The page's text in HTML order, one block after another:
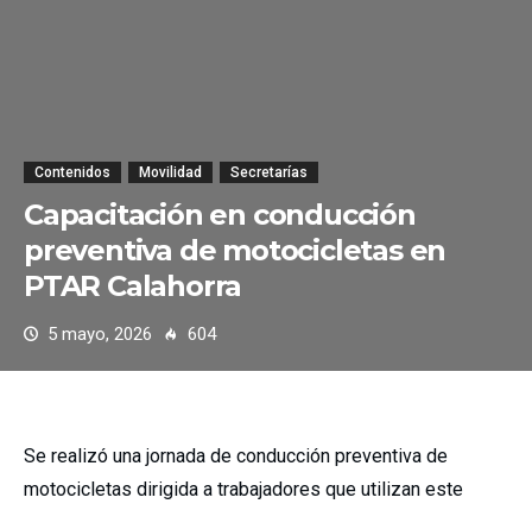
Contenidos Movilidad Secretarías
Capacitación en conducción
preventiva de motocicletas en
PTAR Calahorra
5 mayo, 2026 604
Se realizó una jornada de conducción preventiva de
motocicletas dirigida a trabajadores que utilizan este